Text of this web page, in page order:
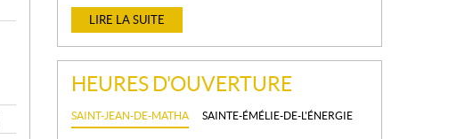
LIRE LA SUITE
HEURES D'OUVERTURE
SAINT-JEAN-DE-MATHA SAINTE-ÉMÉLIE-DE-L'ÉNERGIE